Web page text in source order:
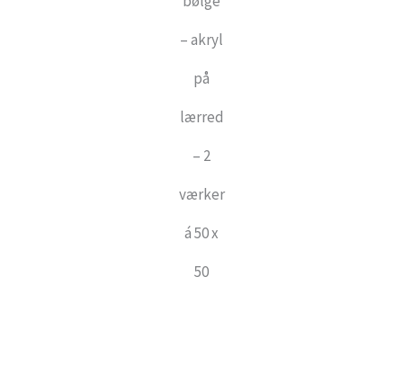
– akryl
på
lærred
– 2
værker
á 50 x
50